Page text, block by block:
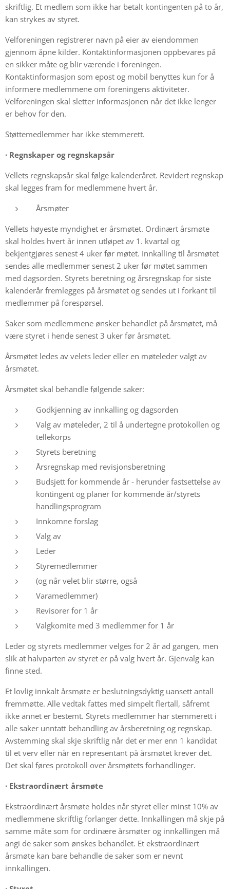
skriftlig. Et medlem som ikke har betalt kontingenten på to år,
kan strykes av styret.
Velforeningen registrerer navn på eier av eiendommen
gjennom åpne kilder. Kontaktinformasjonen oppbevares på
en sikker måte og blir værende i foreningen.
Kontaktinformasjon som epost og mobil benyttes kun for å
informere medlemmene om foreningens aktiviteter.
Velforeningen skal sletter informasjonen når det ikke lenger
er behov for den.
Støttemedlemmer har ikke stemmerett.
· Regnskaper og regnskapsår
Vellets regnskapsår skal følge kalenderåret. Revidert regnskap
skal legges fram for medlemmene hvert år.
Årsmøter
Vellets høyeste myndighet er årsmøtet. Ordinært årsmøte
skal holdes hvert år innen utløpet av 1. kvartal og
bekjentgjøres senest 4 uker før møtet. Innkalling til årsmøtet
sendes alle medlemmer senest 2 uker før møtet sammen
med dagsorden. Styrets beretning og årsregnskap for siste
kalenderår fremlegges på årsmøtet og sendes ut i forkant til
medlemmer på forespørsel.
Saker som medlemmene ønsker behandlet på årsmøtet, må
være styret i hende senest 3 uker før årsmøtet.
Årsmøtet ledes av velets leder eller en møteleder valgt av
årsmøtet.
Årsmøtet skal behandle følgende saker:
Godkjenning av innkalling og dagsorden
Valg av møteleder, 2 til å undertegne protokollen og
tellekorps
Styrets beretning
Årsregnskap med revisjonsberetning
Budsjett for kommende år - herunder fastsettelse av
kontingent og planer for kommende år/styrets
handlingsprogram
Innkomne forslag
Valg av
Leder
Styremedlemmer
(og når velet blir større, også
Varamedlemmer)
Revisorer for 1 år
Valgkomite med 3 medlemmer for 1 år
Leder og styrets medlemmer velges for 2 år ad gangen, men
slik at halvparten av styret er på valg hvert år. Gjenvalg kan
finne sted.
Et lovlig innkalt årsmøte er beslutningsdyktig uansett antall
fremmøtte. Alle vedtak fattes med simpelt flertall, såfremt
ikke annet er bestemt. Styrets medlemmer har stemmerett i
alle saker unntatt behandling av årsberetning og regnskap.
Avstemming skal skje skriftlig når det er mer enn 1 kandidat
til et verv eller når en representant på årsmøtet krever det.
Det skal føres protokoll over årsmøtets forhandlinger.
· Ekstraordinært årsmøte
Ekstraordinært årsmøte holdes når styret eller minst 10% av
medlemmene skriftlig forlanger dette. Innkallingen må skje på
samme måte som for ordinære årsmøter og innkallingen må
angi de saker som ønskes behandlet. Et ekstraordinært
årsmøte kan bare behandle de saker som er nevnt
innkallingen.